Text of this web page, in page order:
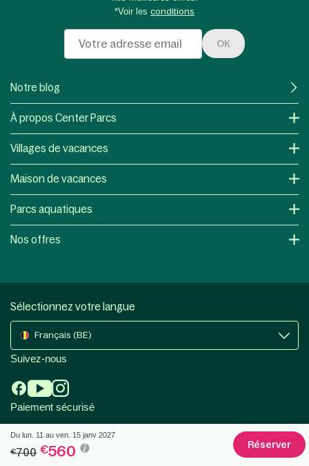
Du lun. 11 au ven. 15 janv 2027
€700 €560 Réserver
*Voir les conditions
OK
Notre blog
À propos Center Parcs
Villages de vacances
Maison de vacances
Parcs aquatiques
Nos offres
Sélectionnez votre langue
Français (BE)
Suivez-nous
Paiement sécurisé